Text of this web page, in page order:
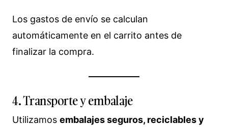
Los gastos de envío se calculan
automáticamente en el carrito antes de
finalizar la compra.
4. Transporte y embalaje
Utilizamos embalajes seguros, reciclables y